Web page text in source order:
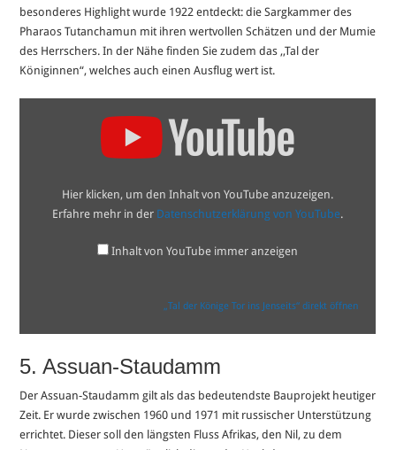
besonderes Highlight wurde 1922 entdeckt: die Sargkammer des
Pharaos Tutanchamun mit ihren wertvollen Schätzen und der Mumie
des Herrschers. In der Nähe finden Sie zudem das ,,Tal der
Königinnen“, welches auch einen Ausflug wert ist.
YouTube
anzeigen
Hier klicken, um den Inhalt von YouTube anzuzeigen.
Erfahre mehr in der Datenschutzerklärung von YouTube.
Inhalt von YouTube immer anzeigen
„Tal der Könige Tor ins Jenseits“ direkt öffnen
5. Assuan-Staudamm
Der Assuan-Staudamm gilt als das bedeutendste Bauprojekt heutiger
Zeit. Er wurde zwischen 1960 und 1971 mit russischer Unterstützung
errichtet. Dieser soll den längsten Fluss Afrikas, den Nil, zu dem